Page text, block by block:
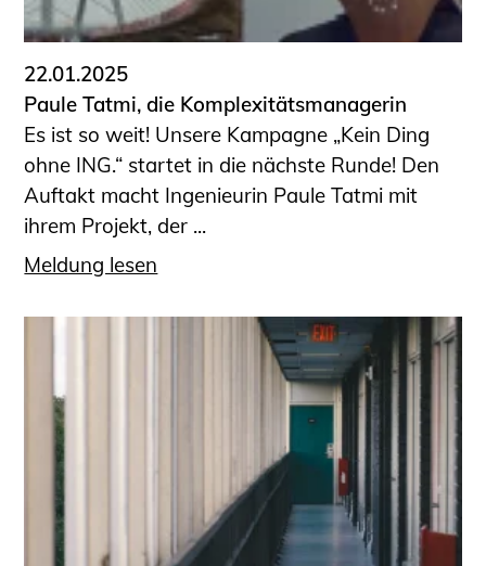
22.01.2025
Paule Tatmi, die Komplexitätsmanagerin
Es ist so weit! Unsere Kampagne „Kein Ding
ohne ING.“ startet in die nächste Runde! Den
Auftakt macht Ingenieurin Paule Tatmi mit
ihrem Projekt, der ...
Meldung lesen